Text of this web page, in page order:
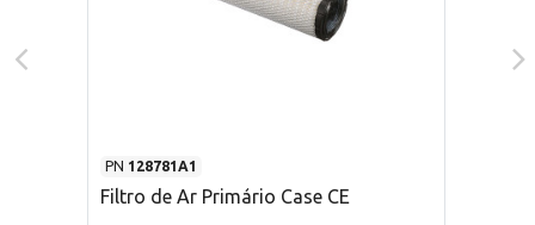
PN 128781A1
Filtro de Ar Primário Case CE